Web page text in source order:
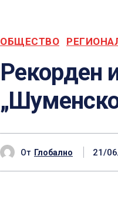
ОБЩЕСТВО
Рекорден
От Глобално 21/